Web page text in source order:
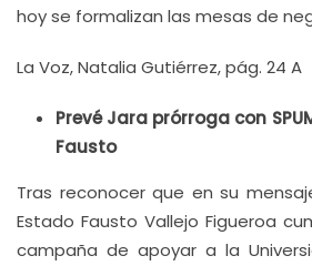
hoy se formalizan las mesas de
La Voz, Natalia Gutiérrez, pág. 24 A
Prevé Jara prórroga con
Fausto
Tras reconocer que en su
Estado Fausto Vallejo Figueroa
campaña de apoyar a la